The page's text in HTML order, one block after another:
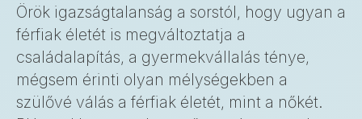
Örök igazságtalanság a sorstól, hogy ugyan a
férfiak életét is megváltoztatja a
családalapítás, a gyermekvállalás ténye,
mégsem érinti olyan mélységekben a
szülővé válás a férfiak életét, mint a nőkét.